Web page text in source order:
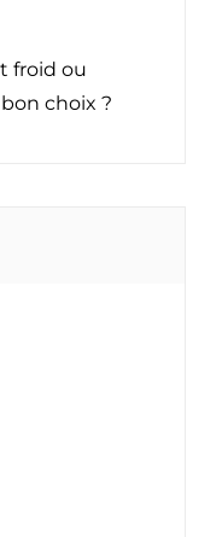
froid ou
choix ?